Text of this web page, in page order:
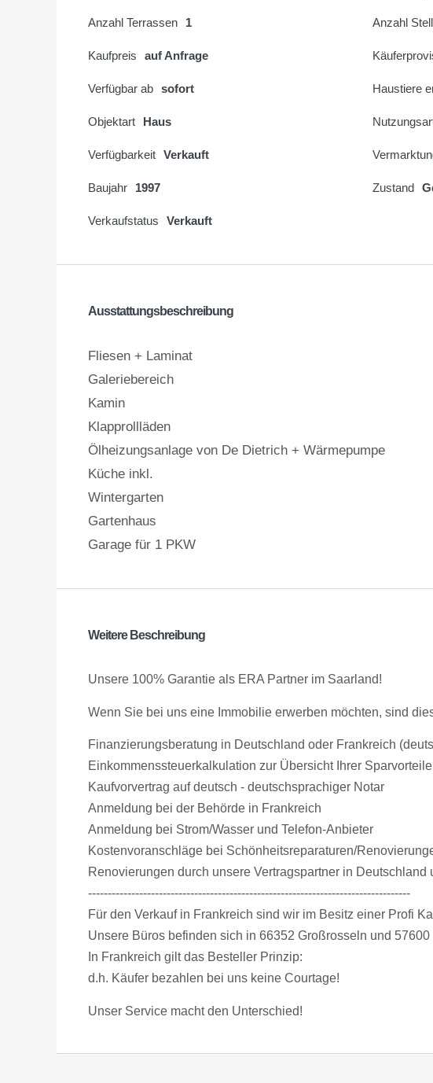
Anzahl Terrassen 1 Anzahl
Kaufpreis auf Anfrage
Verfügbar ab sofort Haustiere
Objektart Haus
Verfügbarkeit Verkauft
Baujahr 1997 Zustand
Verkaufstatus Verkauft
Ausstattungsbeschreibung
Fliesen + Laminat
Galeriebereich
Kamin
Klapprollläden
Ölheizungsanlage von De Dietrich + Wärmepumpe
Küche inkl.
Wintergarten
Gartenhaus
Garage für 1 PKW
Weitere Beschreibung
Unsere 100% Garantie als ERA Partner im Saarland!
Wenn Sie bei uns eine Immobilie erwerben möchten, sind
Finanzierungsberatung in Deutschland oder Frankreich
Einkommenssteuerkalkulation zur Übersicht Ihrer
Kaufvorvertrag auf deutsch - deutschsprachiger Notar
Anmeldung bei der Behörde in Frankreich
Anmeldung bei Strom/Wasser und Telefon-Anbieter
Kostenvoranschläge bei Schönheitsreparaturen/
Renovierungen durch unsere Vertragspartner in Deutschland
----------------------------------------------------------------------------------
Für den Verkauf in Frankreich sind wir im Besitz einer Profi
Unsere Büros befinden sich in 66352 Großrosseln und 57600
In Frankreich gilt das Besteller Prinzip:
d.h. Käufer bezahlen bei uns keine Courtage!
Unser Service macht den Unterschied!